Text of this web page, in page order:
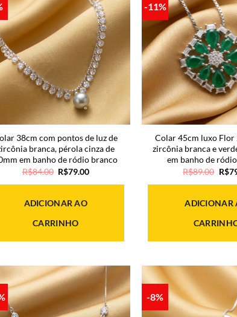
38cm com pontos de luz de
branca, pérola cinza de
em banho de ródio branco
R$84.00 O
original
R$84.00.
R$79.00O
atual
ADICIONAR AO
CARRINHO
-11%
Colar 45cm luxo Flor
zircônia branca e
em banho de
R$89.00 O
R$
ADICIONAR
-8%